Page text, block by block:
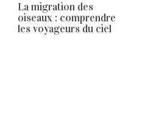
La migration des
oiseaux : comprendre
les voyageurs du ciel